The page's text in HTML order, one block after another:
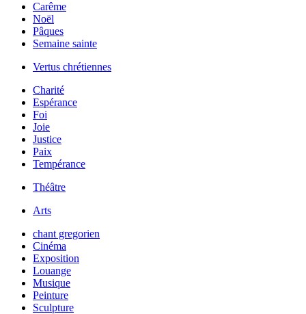
Carême
Noël
Pâques
Semaine sainte
Vertus chrétiennes
Charité
Espérance
Foi
Joie
Justice
Paix
Tempérance
Théâtre
Arts
chant gregorien
Cinéma
Exposition
Louange
Musique
Peinture
Sculpture